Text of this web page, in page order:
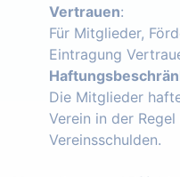
Vertrauen:
Für Mitglieder,
Eintragung
Die Mitglieder
Verein in der
Vereinsschulden.